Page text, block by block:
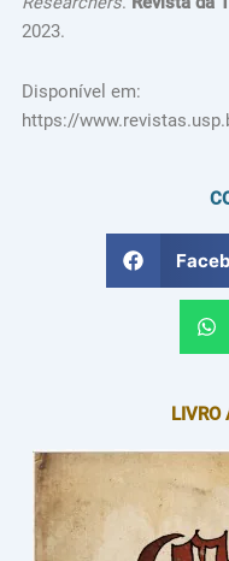
2023.
Disponível em:
https://
LIVRO